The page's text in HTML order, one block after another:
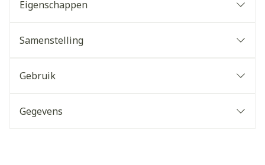
Eigenschappen
Samenstelling
Gebruik
Gegevens